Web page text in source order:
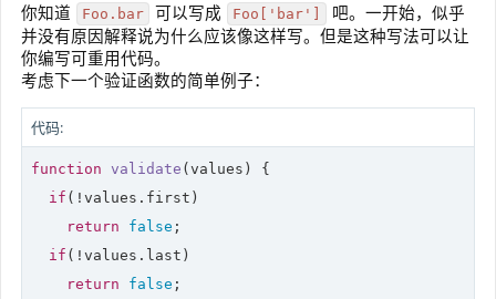
你知道 Foo.bar 可以写成 Foo['bar']
吧。一开始，似乎
并没有原因解释说为什么应该像这样写。但是这种写法可以让
你编写可重用代码。
考虑下一个验证函数的简单例子：
代码:
function validate (values ) {
if (!values.first)
return
false ;
if (!values.last)
return
false ;